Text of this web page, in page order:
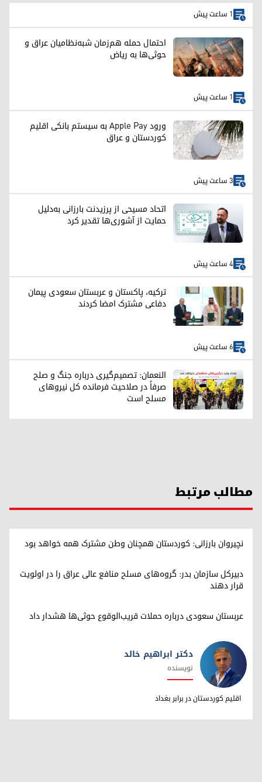
1 ساعت پیش
احتمال حمله هم‌زمان شبه‌نظامیان عراق و
حوثی‌ها به ریاض
1 ساعت پیش
ورود Apple Pay به سیستم بانکی اقلیم
کوردستان و عراق
3 ساعت پیش
اتحاد مسیحی از پرزیدنت بارزانی به‌دلیل
حمایت از آشوری‌ها تقدیر کرد
4 ساعت پیش
ترکیه، پاکستان و عربستان سعودی پیمان
دفاعی مشترک امضا کردند
6 ساعت پیش
النعمان: تصمیم‌گیری درباره جنگ و صلح
صرفاً در صلاحیت فرمانده کل نیروهای
مسلح است
مطالب مرتبط
نچیروان بارزانی: کوردستان همچنان وطن مشترک همه خواهد بود
دبیرکل سازمان بدر: گروه‌های مسلح منافع عالی عراق را در اولویت
قرار دهند
عربستان سعودی درباره حملات قریب‌الوقوع حوثی‌ها هشدار داد
دکتر ابراهیم خالد
دکتر ابراهیم خالد
نویسنده
اقلیم کوردستان در برابر بغداد